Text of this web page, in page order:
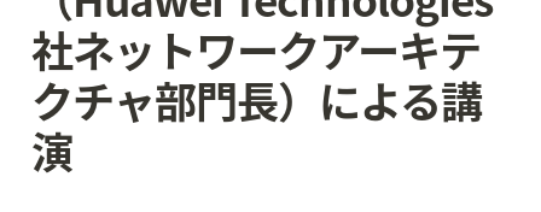
社ネットワークアーキテ
クチャ部門長）による講
演